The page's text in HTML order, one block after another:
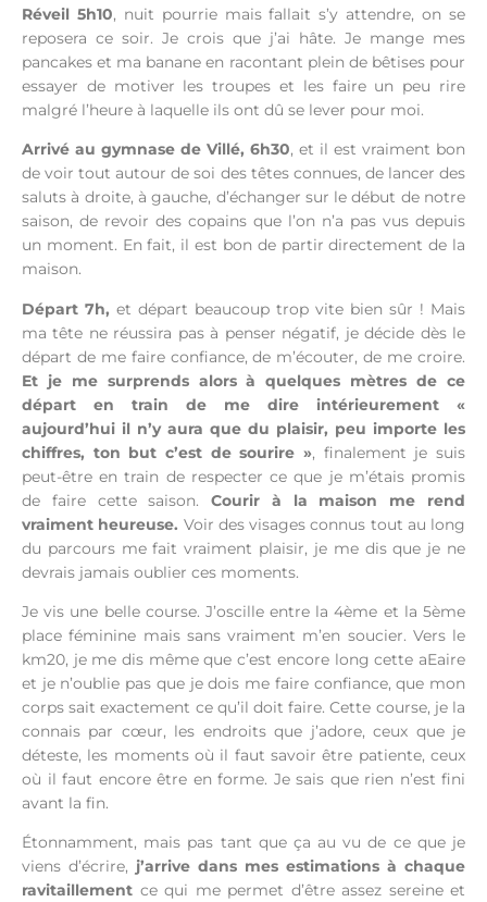
Réveil 5h10, nuit pourrie mais fallait s’y attendre, on se
reposera ce soir. Je crois que j’ai hâte. Je mange mes
pancakes et ma banane en racontant plein de bêtises pour
essayer de motiver les troupes et les faire un peu rire
malgré l’heure à laquelle ils ont dû se lever pour moi.
Arrivé au gymnase de Villé, 6h30, et il est vraiment bon
de voir tout autour de soi des têtes connues, de lancer des
saluts à droite, à gauche, d’échanger sur le début de notre
saison, de revoir des copains que l’on n’a pas vus depuis
un moment. En fait, il est bon de partir directement de la
maison.
Départ 7h, et départ beaucoup trop vite bien sûr ! Mais
ma tête ne réussira pas à penser négatif, je décide dès le
départ de me faire confiance, de m’écouter, de me croire.
Et je me surprends alors à quelques mètres de ce
départ en train de me dire intérieurement «
aujourd’hui il n’y aura que du plaisir, peu importe les
chiffres, ton but c’est de sourire », finalement je suis
peut-être en train de respecter ce que je m’étais promis
de faire cette saison.Courir à la maison me rend
vraiment heureuse. Voir des visages connus tout au long
du parcours me fait vraiment plaisir, je me dis que je ne
devrais jamais oublier ces moments.
Je vis une belle course. J’oscille entre la 4ème et la 5ème
place féminine mais sans vraiment m’en soucier. Vers le
km20, je me dis même que c’est encore long cette aEaire
et je n’oublie pas que je dois me faire confiance, que mon
corps sait exactement ce qu’il doit faire. Cette course, je la
connais par cœur, les endroits que j’adore, ceux que je
déteste, les moments où il faut savoir être patiente, ceux
où il faut encore être en forme. Je sais que rien n’est fini
avant la fin.
Étonnamment, mais pas tant que ça au vu de ce que je
viens d’écrire, j’arrive dans mes estimations à chaque
ravitaillement ce qui me permet d’être assez sereine et